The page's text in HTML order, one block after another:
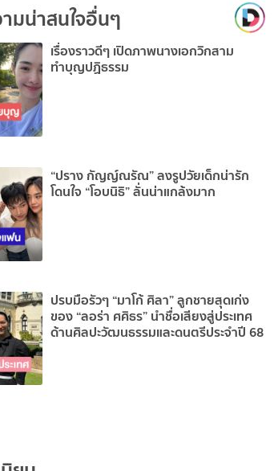
มน่าสนใจอื่นๆ
เรื่องราวดีๆ เปิดภาพนางเอกวิกสาม
ทำบุญปฏิธรรม
“ปราง กัญญ์ณรัณ” ลงรูปวัยเด็กน่ารัก
โดนใจ “โอบนิธิ” ลั่นน่าแกล้งมาก
ปรบมือรัวๆ “มาโก้ ศิลา” ลูกชายสุดเก่ง
ของ “ลอร่า ศศิธร” นำชื่อเสียงสู่ประเทศ
ด้านศิลปะวัฒนธรรมและดนตรีประจำปี 68